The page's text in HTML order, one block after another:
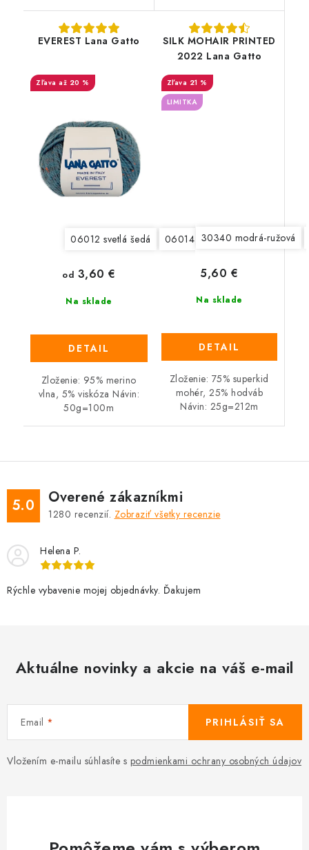
EVEREST Lana Gatto
až 20 %
06012 svetlá šedá 06014 šedohnedá 06962
Na sklade
od 3,60 €
DETAIL
Zloženie: 95% merino
vlna, 5% viskóza Návin:
50g=100m
SILK MOHAIR PRINTED
2022 Lana Gatto
21 %
LIMITKA
30340 modrá-ružová
Na sklade
5,60 €
DETAIL
Zloženie: 75% superkid
mohér, 25% hodváb
Návin: 25g=212m
5.0 Overené zákazníkmi
1280 recenzií. Zobraziť všetky recenzie
Helena P.
Rýchle vybavenie mojej objednávky. Ďakujem
Aktuálne novinky a akcie na váš e-mail
Email
Vložením e-mailu súhlasíte s podmienkami ochrany osobných údajov
PRIHLÁSIŤ SA